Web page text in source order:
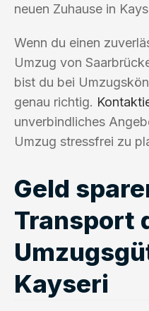
neuen Zuhause in
Wenn du einen
Umzug von
bist du bei
genau richtig.
unverbindliches
Umzug stressfrei zu
Geld
Transport
Kayseri